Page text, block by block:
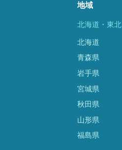
地域
北海道・東北
北海道
青森県
岩手県
宮城県
秋田県
山形県
福島県